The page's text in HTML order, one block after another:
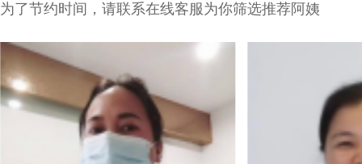
为了节约时间，请联系在线客服为你筛选推荐阿姨